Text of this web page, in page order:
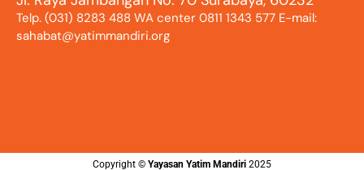
Telp. (031) 8283 488 WA center 0811 1343 577 E-mail:
sahabat@yatimmandiri.org
Copyright ©️ Yayasan Yatim Mandiri 2025